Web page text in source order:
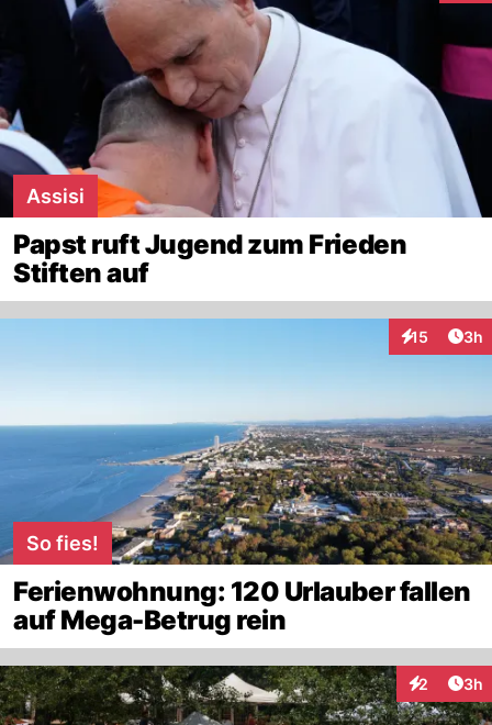
Assisi
Papst ruft Jugend zum Frieden
Stiften auf
15
Interaktionen
3h
So fies!
Ferienwohnung: 120 Urlauber fallen
auf Mega-Betrug rein
2 3h